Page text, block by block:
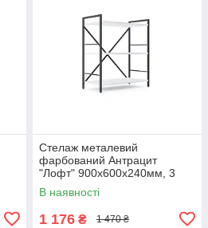
Стелаж металевий
фарбований Антрацит
"Лофт" 900х600х240мм, 3
полиці, ЛДСП колір полиць
Білий Сніг | Стелаж для
В наявності
1 176 ₴ 1 470 ₴